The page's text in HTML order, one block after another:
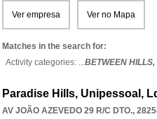
Ver empresa Ver no Mapa
Matches in the search for:
Activity categories: ...BETWEEN HILLS,
Paradise Hills, Unipessoal,
AV JOÃO AZEVEDO 29 R/C DTO.,